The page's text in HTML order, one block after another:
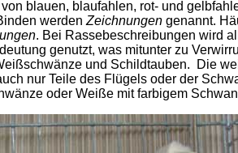
blauen, blaufahlen, rot- und
werden Zeichnungen genannt.
. Bei Rassebeschreibungen wird
genutzt, was mitunter zu
und Schildtauben. Die
nur Teile des Flügels oder der
oder Weiße mit farbigem